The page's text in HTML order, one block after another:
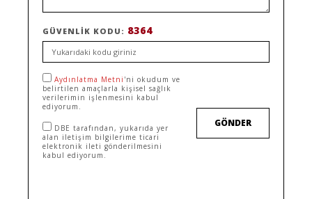
GÜVENLIK KODU: 8364
Aydınlatma Metni 'ni okudum ve
belirtilen amaçlarla kişisel sağlık
verilerimin işlenmesini kabul
ediyorum.
DBE tarafından, yukarıda yer
alan iletişim bilgilerime ticari
elektronik ileti gönderilmesini
kabul ediyorum.
GÖNDER